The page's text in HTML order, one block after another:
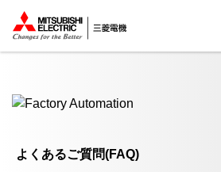
ここから本文
よくあるご質問(FAQ)